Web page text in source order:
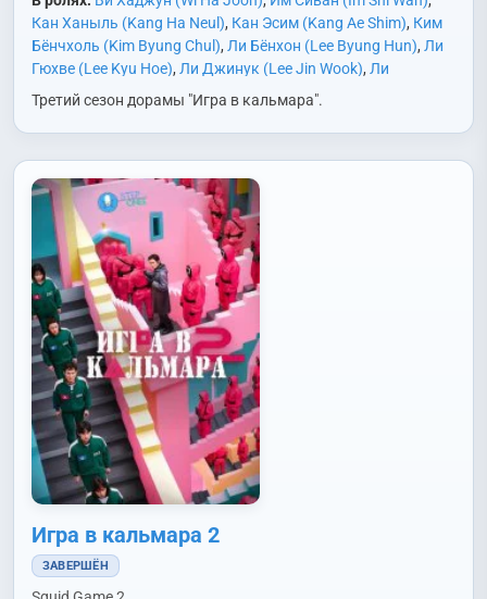
Кан Ханыль (Kang Ha Neul), Кан Эсим (Kang Ae Shim), Ким
Бёнчхоль (Kim Byung Chul), Ли Бёнхон (Lee Byung Hun), Ли
Гюхве (Lee Kyu Hoe), Ли Джинук (Lee Jin Wook), Ли
Джонджэ (Lee Jung Jae)
Ли Дэвид (Lee David)
(Lee Sung Woo)
Ли Сук (Lee Suk) Но Джэвон (Noh Jae Won)
О Дальсу (Oh Dal Su),Пак Кюён (Park Kyu Young),Пак
Сонхун (Park Sung Hoon),Пак Хисун (Park Hee Soon),Пак
Чину (Park Jin Woo),Сон Ёнчхан (Song Young Chang)
Джэхо (Jang Jae Ho)
Чо Аин (Jo Ah In)
Чон Сокхо (Jun Suk Ho),Чон Хоён (Jung Ho Yeon)
Гвихва (Choi Gwi Hwa)
Чхве Сынхён/Т.О.П. (Choi Seung
Hyun/T.O.P.),Чхэ Гукхи (Chae Gook Hee)
Dong Geun)
Третий сезон дорамы "Игра в кальмара".
Игра в кальмара 2
ЗАВЕРШЁН